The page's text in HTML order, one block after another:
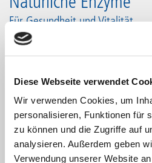
Diese Webseite verwendet
Wir verwenden Cookies, um
personalisieren, Funktionen für
zu können und die Zugriffe auf
analysieren. Außerdem geben
Verwendung unserer Website
Für Gesundheit und Vitalität